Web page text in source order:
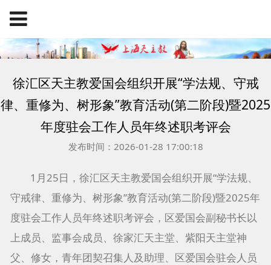
徐汇区天主教爱国会组织开展“学法规、守戒
律、重修为、树形象”教育活动(第二阶段)暨2025
年度驻会工作人员年终述职考评会
发布时间：2026-01-28 17:00:18
1月25日，徐汇区天主教爱国会组织开展“学法规、
守戒律、重修为、树形象”教育活动(第二阶段)暨2025年
度驻会工作人员年终述职考评会，区爱国会副秘书长以
上成员、监事会成员、徐家汇天主堂、紫阳天主堂神
父、修女，青年团契召集人及助理、区爱国会驻会人员